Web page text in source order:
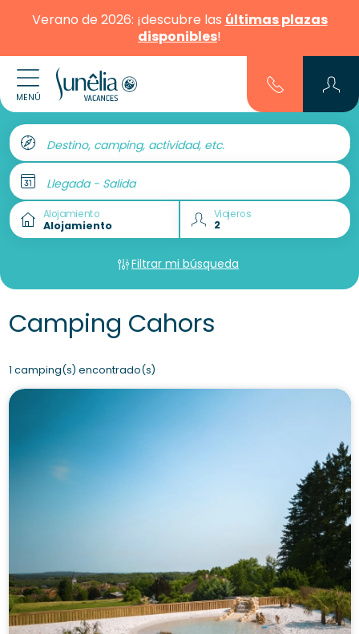
Verano de 2026: ¡descubre las últimas plazas
disponibles!
MENÚ
Destino, camping, actividad, etc.
Llegada - Salida
Alojamiento Viajeros
Filtrar mi búsqueda
Camping Cahors
1 camping(s) encontrado(s)